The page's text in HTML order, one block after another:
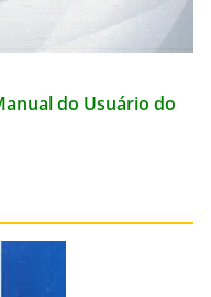
do Usuário do